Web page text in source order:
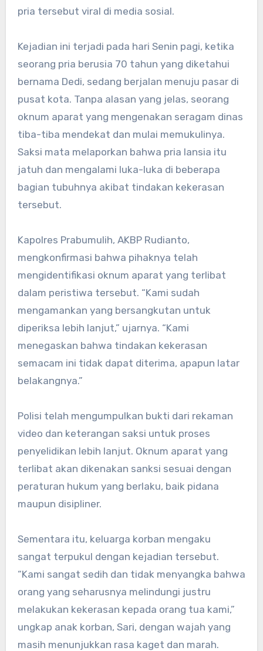
pria tersebut viral di media sosial.
Kejadian ini terjadi pada hari Senin pagi, ketika
seorang pria berusia 70 tahun yang diketahui
bernama Dedi, sedang berjalan menuju pasar di
pusat kota. Tanpa alasan yang jelas, seorang
oknum aparat yang mengenakan seragam dinas
tiba-tiba mendekat dan mulai memukulinya.
Saksi mata melaporkan bahwa pria lansia itu
jatuh dan mengalami luka-luka di beberapa
bagian tubuhnya akibat tindakan kekerasan
tersebut.
Kapolres Prabumulih, AKBP Rudianto,
mengkonfirmasi bahwa pihaknya telah
mengidentifikasi oknum aparat yang terlibat
dalam peristiwa tersebut. “Kami sudah
mengamankan yang bersangkutan untuk
diperiksa lebih lanjut,” ujarnya. “Kami
menegaskan bahwa tindakan kekerasan
semacam ini tidak dapat diterima, apapun latar
belakangnya.”
Polisi telah mengumpulkan bukti dari rekaman
video dan keterangan saksi untuk proses
penyelidikan lebih lanjut. Oknum aparat yang
terlibat akan dikenakan sanksi sesuai dengan
peraturan hukum yang berlaku, baik pidana
maupun disipliner.
Sementara itu, keluarga korban mengaku
sangat terpukul dengan kejadian tersebut.
“Kami sangat sedih dan tidak menyangka bahwa
orang yang seharusnya melindungi justru
melakukan kekerasan kepada orang tua kami,”
ungkap anak korban, Sari, dengan wajah yang
masih menunjukkan rasa kaget dan marah.